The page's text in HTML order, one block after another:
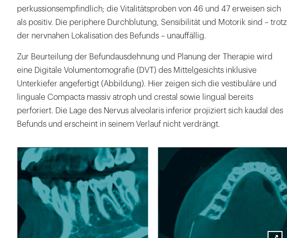
perkussionsempfindlich; die Vitalitätsproben von 46 und 47 erweisen sich
als positiv. Die periphere Durchblutung, Sensibilität und Motorik sind – trotz
der nervnahen Lokalisation des Befunds – unauffällig.
Zur Beurteilung der Befundausdehnung und Planung der Therapie wird
eine Digitale Volumentomografie (DVT) des Mittelgesichts inklusive
Unterkiefer angefertigt (Abbildung). Hier zeigen sich die vestibuläre und
linguale Compacta massiv atroph und crestal sowie lingual bereits
perforiert. Die Lage des Nervus alveolaris inferior projiziert sich kaudal des
Befunds und erscheint in seinem Verlauf nicht verdrängt.